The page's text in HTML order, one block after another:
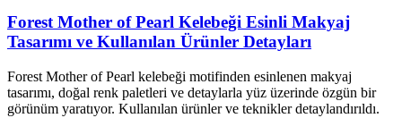
Forest Mother of Pearl Kelebeği Esinli Makyaj
Tasarımı ve Kullanılan Ürünler Detayları
Forest Mother of Pearl kelebeği motifinden esinlenen makyaj
tasarımı, doğal renk paletleri ve detaylarla yüz üzerinde özgün bir
görünüm yaratıyor. Kullanılan ürünler ve teknikler detaylandırıldı.